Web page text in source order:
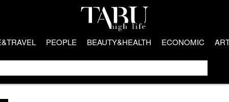
PEOPLE BEAUTY&HEALTH ECONOMIC